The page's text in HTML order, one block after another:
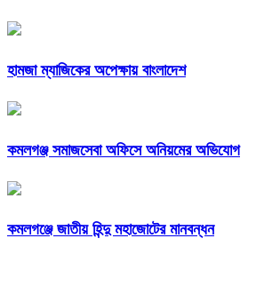
হামজা ম্যাজিকের অপেক্ষায় বাংলাদেশ
কমলগঞ্জ সমাজসেবা অফিসে অনিয়মের অভিযোগ
কমলগঞ্জে জাতীয় হিন্দু মহাজোটের মানবন্ধন